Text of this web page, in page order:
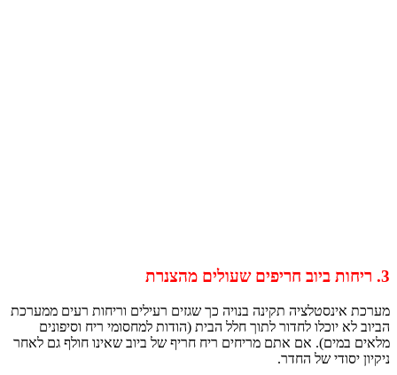
תקינה בנויה כך שגזים רעילים וריחות רעים ממערכת
יוכלו לחדור לתוך חלל הבית (הודות למחסומי ריח וסיפונים
אם אתם מריחים ריח חריף של ביוב שאינו חולף גם לאחר
של החדר.